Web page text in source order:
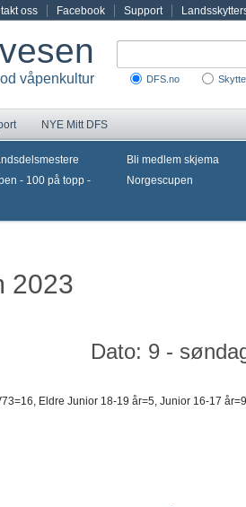
oss Facebook Support
våpenkultur DFS.no
NYE Mitt DFS
- 100 på topp -
Bli medlem skjema
Norgescupen
2023
Dato: 9 -
Eldre Junior 18-19 år=5, Junior 16-17